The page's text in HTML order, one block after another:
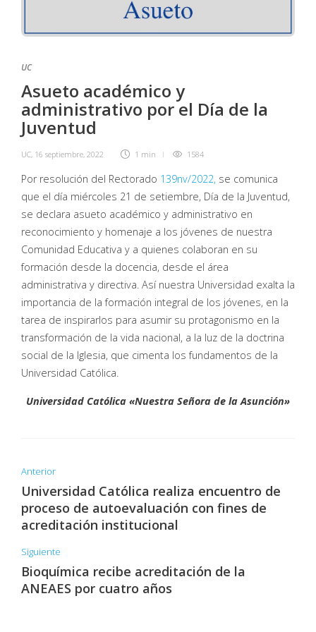
UC
Asueto académico y
administrativo por el Día de la
Juventud
UC, 16 septiembre, 2022 1 min 1584
Por resolución del Rectorado 139nv/2022, se comunica
que el día miércoles 21 de setiembre, Día de la Juventud,
se declara asueto académico y administrativo en
reconocimiento y homenaje a los jóvenes de nuestra
Comunidad Educativa y a quienes colaboran en su
formación desde la docencia, desde el área
administrativa y directiva. Así nuestra Universidad exalta la
importancia de la formación integral de los jóvenes, en la
tarea de inspirarlos para asumir su protagonismo en la
transformación de la vida nacional, a la luz de la doctrina
social de la Iglesia, que cimenta los fundamentos de la
Universidad Católica.
Universidad Católica «Nuestra Señora de la Asunción»
Anterior
Universidad Católica realiza encuentro de
proceso de autoevaluación con fines de
acreditación institucional
Siguiente
Bioquímica recibe acreditación de la
ANEAES por cuatro años